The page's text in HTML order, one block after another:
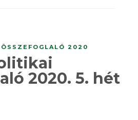
2020
2020. 5. hét